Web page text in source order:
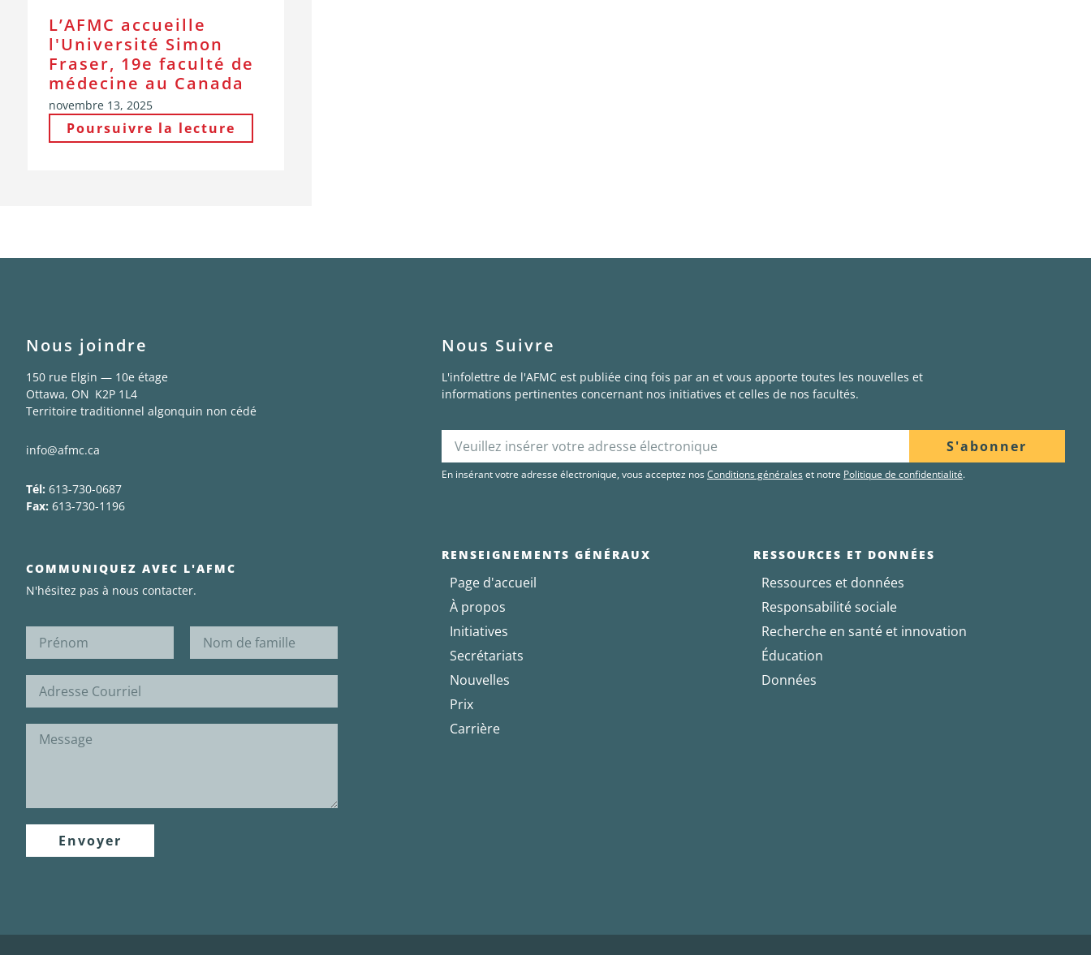
L’AFMC accueille
l'Université Simon
Fraser, 19e faculté de
médecine au Canada
novembre 13, 2025
Poursuivre la lecture
Nous joindre
150 rue Elgin — 10e étage
Ottawa, ON K2P 1L4
Territoire traditionnel algonquin non cédé
info@afmc.ca
Tél: 613-730-0687
Fax: 613-730-1196
COMMUNIQUEZ AVEC L'AFMC
N'hésitez pas à nous contacter.
Envoyer
Nous Suivre
L'infolettre de l'AFMC est publiée cinq fois par an et vous apporte toutes les nouvelles et
informations pertinentes concernant nos initiatives et celles de nos facultés.
S'abonner
En insérant votre adresse électronique, vous acceptez nosConditions généraleset notre Politique de confidentialité.
RENSEIGNEMENTS GÉNÉRAUX
Page d'accueil
À propos
Initiatives
Secrétariats
Nouvelles
Prix
Carrière
RESSOURCES ET DONNÉES
Ressources et données
Responsabilité sociale
Recherche en santé et innovation
Éducation
Données